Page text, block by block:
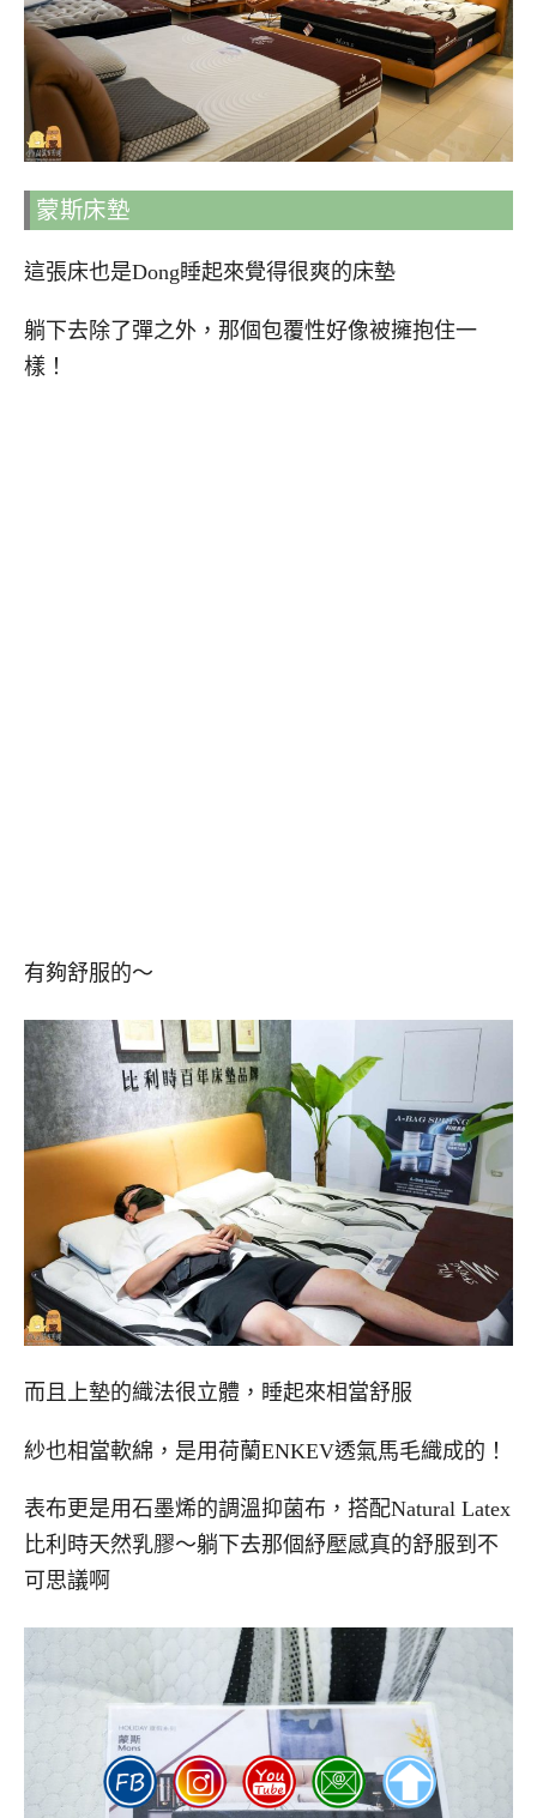
蒙斯床墊
這張床也是Dong睡起來覺得很爽的床墊
躺下去除了彈之外，那個包覆性好像被擁抱住一
樣！
有夠舒服的～
而且上墊的織法很立體，睡起來相當舒服
紗也相當軟綿，是用荷蘭ENKEV透氣馬毛織成的！
表布更是用石墨烯的調溫抑菌布，搭配Natural Latex
比利時天然乳膠～躺下去那個紓壓感真的舒服到不
可思議啊